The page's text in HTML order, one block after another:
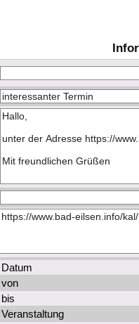
Datum
von
bis
Veranstaltung